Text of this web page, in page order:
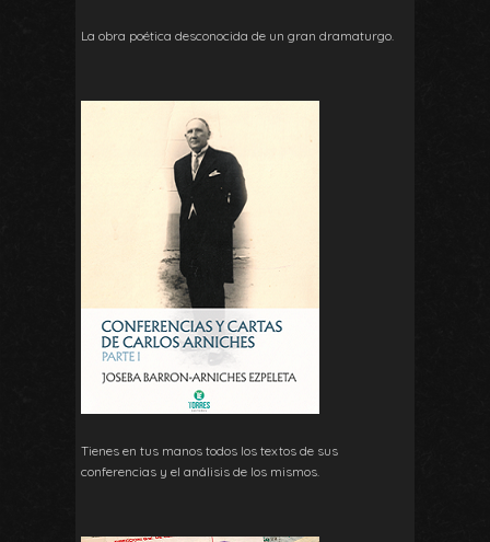
La obra poética desconocida de un gran dramaturgo.
Tienes en tus manos todos los textos de sus
conferencias y el análisis de los mismos.